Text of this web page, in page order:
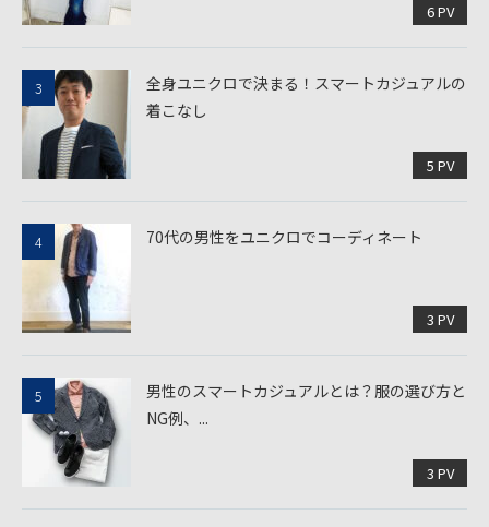
6 PV
全身ユニクロで決まる！スマートカジュアルの
着こなし
5 PV
70代の男性をユニクロでコーディネート
3 PV
男性のスマートカジュアルとは？服の選び方と
NG例、...
3 PV